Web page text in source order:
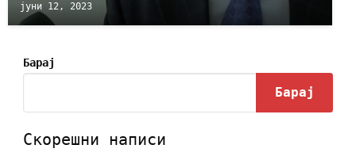
јуни 12, 2023
Барај
Барај
Скорешни написи